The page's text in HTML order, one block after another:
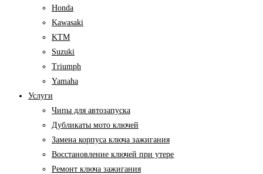
Honda
Kawasaki
KTM
Suzuki
Triumph
Yamaha
Услуги
Чипы для автозапуска
Дубликаты мото ключей
Замена корпуса ключа зажигания
Восстановление ключей при утере
Ремонт ключа зажигания